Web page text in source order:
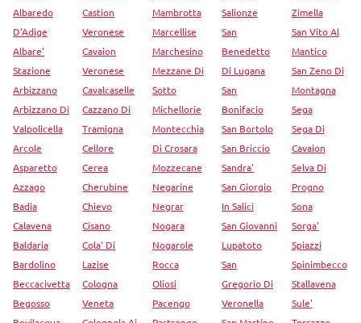
Albaredo
D'Adige
Albare'
Stazione
Arbizzano
Arbizzano Di
Valpolicella
Arcole
Asparetto
Azzago
Badia
Calavena
Baldaria
Bardolino
Beccacivetta
Begosso
Castion
Veronese
Cavaion
Veronese
Cavalcaselle
Cazzano Di
Tramigna
Cellore
Cerea
Cherubine
Chievo
Cisano
Cola' Di
Lazise
Cologna
Veneta
Mambrotta
Marcellise
Marchesino
Mezzane Di
Sotto
Michellorie
Montecchia
Di Crosara
Mozzecane
Negarine
Negrar
Nogara
Nogarole
Rocca
Oliosi
Pacengo
Salionze
San
Benedetto
Di Lugana
San
Bonifacio
San Bortolo
San Briccio
Sandra'
San Giorgio
In Salici
San Giovanni
Lupatoto
San
Gregorio Di
Veronella
Zimella
San Vito Al
Mantico
San Zeno Di
Montagna
Sega
Sega Di
Cavaion
Selva Di
Progno
Sona
Sorga'
Spiazzi
Spinimbecco
Stallavena
Sule'